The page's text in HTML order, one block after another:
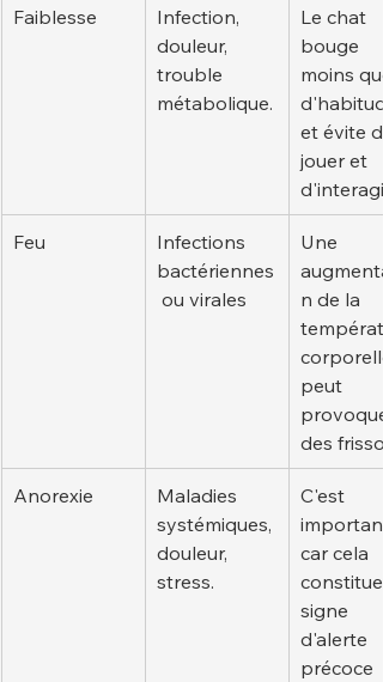
Faiblesse
Infection,
douleur,
trouble
métabolique.
Le chat
bouge
moins
et évite
jouer et
d'interagir.
Feu
Infections
bactériennes
ou virales
Une
n de la
peut
des
Anorexie
Maladies
systémiques,
douleur,
stress.
C'est
important
car cela
constitue
signe
d'alerte
précoce